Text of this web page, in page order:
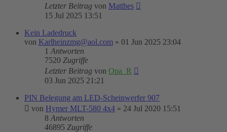
Letzter Beitrag von Matthes
15 Jul 2025 13:51
Kein Ladedruck
von Karlheinzmg@aol.com » 01 Jun 2025 23:04
1 Antworten
7520 Zugriffe
Letzter Beitrag von Opa_R
03 Jun 2025 21:21
PIN Belegung am LED-Scheinwerfer 907
von Hymer MLT-580 4x4 » 24 Jul 2020 15:51
8 Antworten
46895 Zugriffe